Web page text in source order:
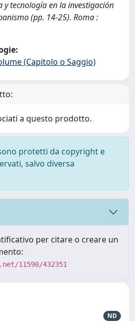
y tecnología en la investigación
(pp. 14-25). Roma :
(Capitolo o Saggio)
a questo prodotto.
protetti da copyright e
salvo diversa
per citare o creare un
11590/432351
ND